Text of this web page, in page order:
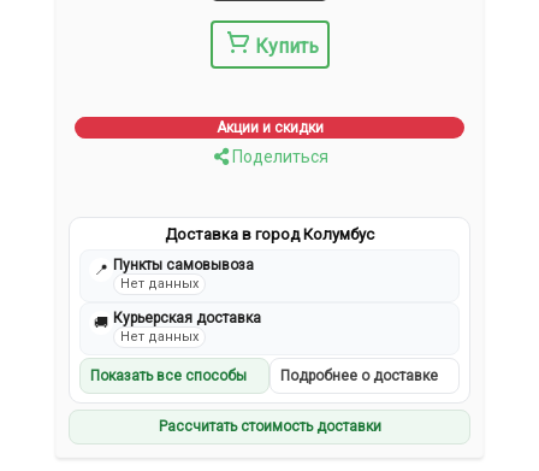
Купить
Акции и скидки
Поделиться
Доставка в город Колумбус
📍 Пункты самовывоза
Нет данных
🚚 Курьерская доставка
Нет данных
Показать все способы Подробнее о доставке
Рассчитать стоимость доставки